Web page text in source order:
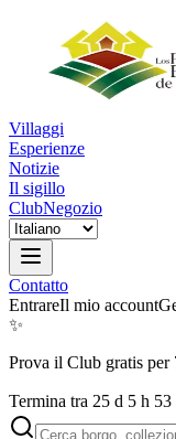
Villaggi
Esperienze
Notizie
Il sigillo
ClubNegozio
Contatto
EntrareIl mio account
✨
Prova il Club gratis per
Termina tra 25 d 5 h 53